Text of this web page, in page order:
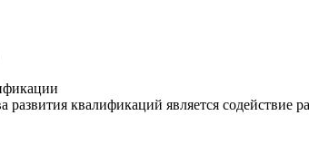
развития квалификаций является